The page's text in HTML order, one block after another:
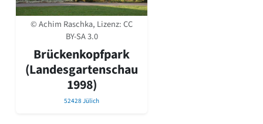
David Chipperfield
Harald Deilmann
Gottfried Böhm
Schneider von Esleben
Peter Behrens
Auszeichnung vorbildlicher Bauten NRW 2020
Big Beautiful Buildings (Großbauten der Nachkriegszeit)
© Achim Raschka, Lizenz:CC
BY-SA 3.0
Brückenkopfpark
(Landesgartenschau
1998)
52428 Jülich